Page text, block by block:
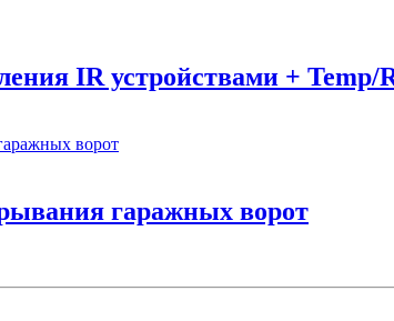
IR устройствами + Temp/
гаражных ворот